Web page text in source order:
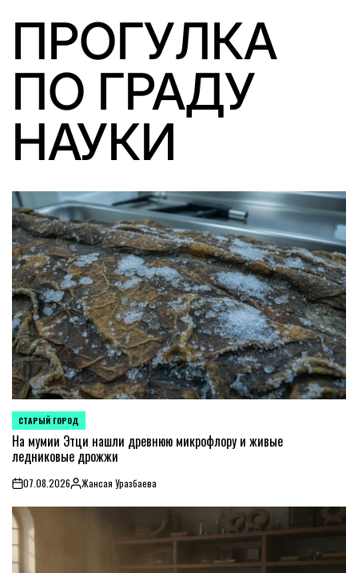
ПРОГУЛКА
ПО ГРАДУ
НАУКИ
POSTED
IN
СТАРЫЙ ГОРОД
На мумии Этци нашли древнюю микрофлору и живые
ледниковые дрожжи
on07.08.2026PostedЖансая Уразбаева